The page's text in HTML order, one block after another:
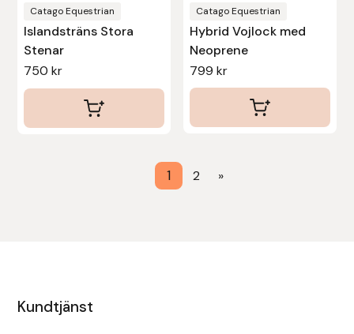
Catago Equestrian
Islandsträns Stora
Stenar
750kr
Catago Equestrian
Hybrid Vojlock med
Neoprene
799 kr
produktsidan
1 2 »
Kundtjänst
Uvex
Vals